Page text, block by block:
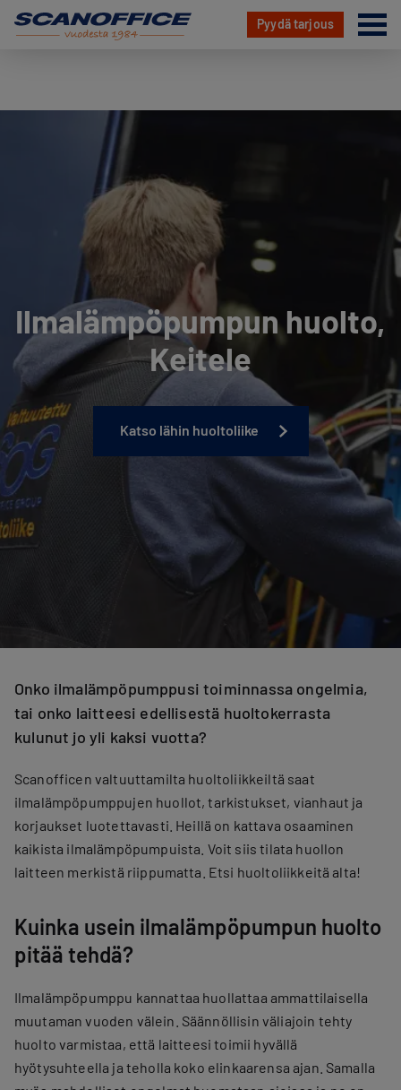
Pyydä tarjous
Ilmalämpöpumpun huolto,
Keitele
Katso lähin huoltoliike
Onko ilmalämpöpumppusi toiminnassa ongelmia,
tai onko laitteesi edellisestä huoltokerrasta
kulunut jo yli kaksi vuotta?
Scanofficen valtuuttamilta huoltoliikkeiltä saat
ilmalämpöpumppujen huollot, tarkistukset, vianhaut ja
korjaukset luotettavasti. Heillä on kattava osaaminen
kaikista ilmalämpöpumpuista. Voit siis tilata huollon
laitteen merkistä riippumatta. Etsi huoltoliikkeitä alta!
Kuinka usein ilmalämpöpumpun huolto
pitää tehdä?
Ilmalämpöpumppu kannattaa huollattaa ammattilaisella
muutaman vuoden välein. Säännöllisin väliajoin tehty
huolto varmistaa, että laitteesi toimii hyvällä
hyötysuhteella ja teholla koko elinkaarensa ajan. Samalla